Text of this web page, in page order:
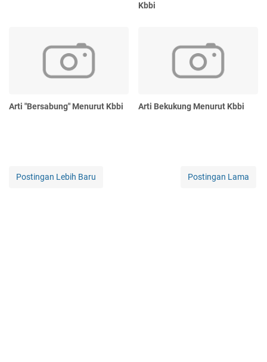
Kbbi
Arti "Bersabung" Menurut Kbbi Arti Bekukung Menurut Kbbi
Postingan Lebih Baru Postingan Lama